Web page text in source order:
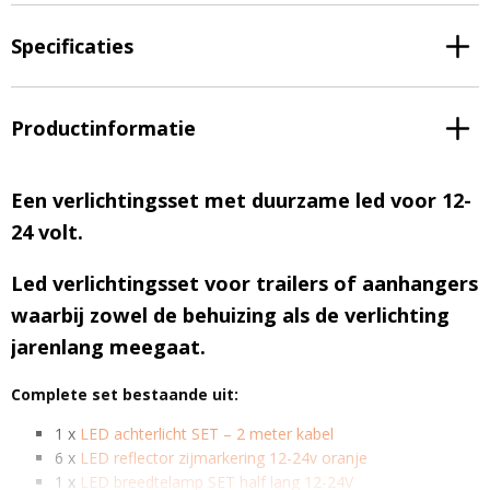
Specificaties
Productinformatie
Een verlichtingsset met duurzame led voor 12-
24 volt.
Led verlichtingsset voor trailers of aanhangers
waarbij zowel de behuizing als de verlichting
jarenlang meegaat.
Complete set bestaande uit:
1 x LED achterlicht SET – 2 meter kabel
6 x LED reflector zijmarkering 12-24v oranje
1 x LED breedtelamp SET half lang 12-24V